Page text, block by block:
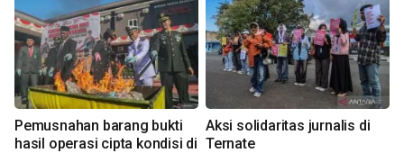
Pemusnahan barang bukti
hasil operasi cipta kondisi di
Aksi solidaritas jurnalis di
Ternate